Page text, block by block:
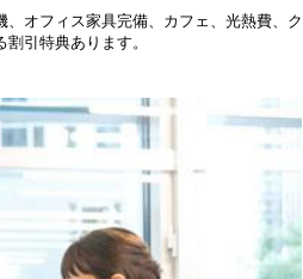
オフィス家具完備、カフェ、光熱費、
引特典あります。